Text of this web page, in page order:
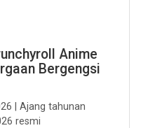
Anime
Bergengsi
| Ajang tahunan
resmi